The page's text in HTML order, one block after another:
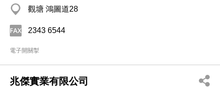
觀塘 鴻圖道28
2343 6544
電子開關掣
兆傑實業有限公司